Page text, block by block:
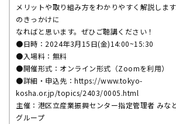
メリットや取り組み方をわかりやすく解説しま
のきっかけに
なればと思います。ぜひご聴講ください！
●日時：2024年3月15日(金)14:00~15:30
●入場料：無料
●開催形式：オンライン形式（Zoomを利用）
●詳細・申込先：https://www.tokyo-
kosha.or.jp/topics/2403/0005.html
主催：港区立産業振興センター指定管理者 みな
グループ